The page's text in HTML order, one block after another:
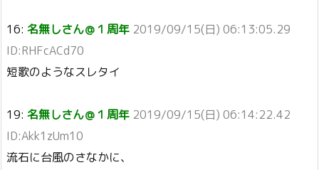
16: 名無しさん＠１周年 2019/09/15(日) 06:13:05.29
ID:RHFcACd70
短歌のようなスレタイ
19: 名無しさん＠１周年 2019/09/15(日) 06:14:22.42
ID:Akk1zUm10
流石に台風のさなかに、